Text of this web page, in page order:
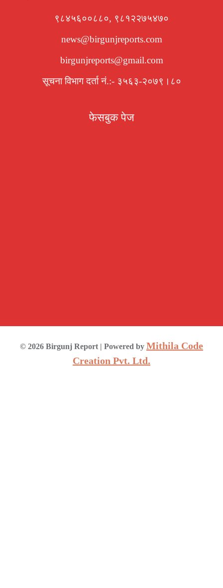
९८४५६००८८०, ९८१२२७५४७०
news@birgunjreports.com
birgunjreports@gmail.com
सूचना विभाग दर्ता नं.:- ३५६३-२०७९।८०
फेसबुक पेज
© 2026 Birgunj Report | Powered by Mithila Code
Creation Pvt. Ltd.